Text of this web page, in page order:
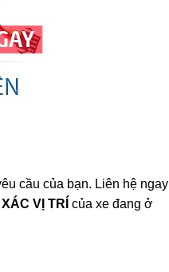
cầu của bạn. Liên hệ ngay
VỊ TRÍ của xe đang ở